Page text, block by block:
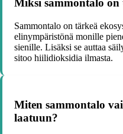
Miksi sammontalo on
Sammontalo on tärkeä
elinympäristönä monille
sienille. Lisäksi se auttaa
sitoo hiilidioksidia ilmasta.
Miten sammontalo
laatuun?